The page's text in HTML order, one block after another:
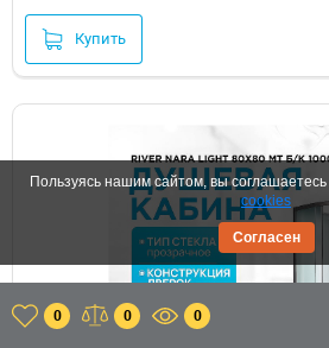
Купить
0 0 0
Пользуясь нашим сайтом, вы соглашаетесь
cookies
Согласен